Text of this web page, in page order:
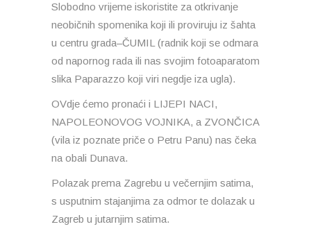
Slobodno vrijeme iskoristite za otkrivanje
neobičnih spomenika koji ili proviruju iz šahta
u centru grada–ČUMIL (radnik koji se odmara
od napornog rada ili nas svojim fotoaparatom
slika Paparazzo koji viri negdje iza ugla).
OVdje ćemo pronaći i LIJEPI NACI,
NAPOLEONOVOG VOJNIKA, a ZVONČICA
(vila iz poznate priče o Petru Panu) nas čeka
na obali Dunava.
Polazak prema Zagrebu u večernjim satima,
s usputnim stajanjima za odmor te dolazak u
Zagreb u jutarnjim satima.